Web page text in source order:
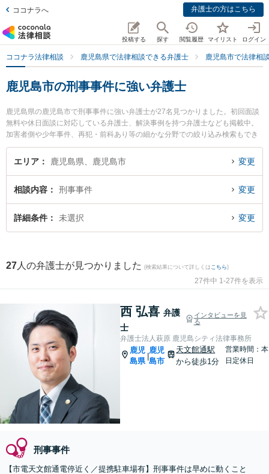
ココナラへ 弁護士の方はこちら
投稿する 探す 閲覧履歴 マイリスト ログイン
ココナラ法律相談 鹿児島県で法律相談できる弁護士 鹿児島市で法律相
鹿児島市の刑事事件に強い弁護士
鹿児島県の鹿児島市で刑事事件に強い弁護士が27名見つかりました。初回面談
無料や休日面談に対応している弁護士、解決事例を持つ弁護士なども掲載中。
加害者側や少年事件、再犯・前科あり等の細かな分野での絞り込み検索もでき
便利です。特に弁護士法人萩原 鹿児島シティ法律事務所の西 弘喜弁護士や弁護
士法人萩原 鹿児島シティ法律事務所の田丸 啓志弁護士、弁護士法人萩原 鹿児
ルを今すぐに弁護士に相談したい』『刑事事件のトラブル解決の実績豊富な近
くの弁護士を検索したい』『初回相談無料で刑事事件を法律相談できる鹿児島
市内の弁護士に相談予約したい』などでお困りの相談者さんにおすすめです。
エリア 鹿児島県、鹿児島市 変更
相談内容 刑事事件 変更
詳細条件 未選択 変更
27 人の弁護士が見つかりました (検索結果について詳しくは こちら)
27件中 1-27件を表示
西 弘喜 弁護
士
インタビューを見
る
弁護士法人萩原 鹿児島シティ法律事務所
鹿児
島県
|
鹿児
島市
天文館通駅
から徒歩1分
営業時間：本
日定休日
刑事事件
【市電天文館通電停近く／提携駐車場有】刑事事件は早めに動くこと